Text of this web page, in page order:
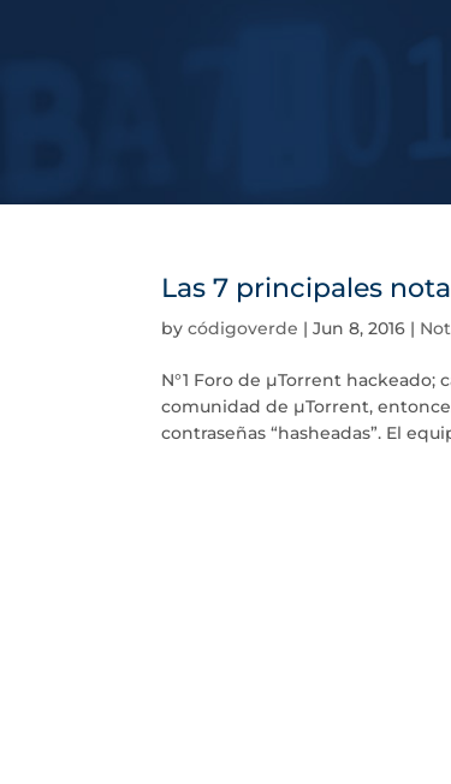
Las 7 principales
bycódigoverde |Jun 8, 2016 |
N°1 Foro de μTorrent
comunidad de μTorrent,
contraseñas “hasheadas”. El